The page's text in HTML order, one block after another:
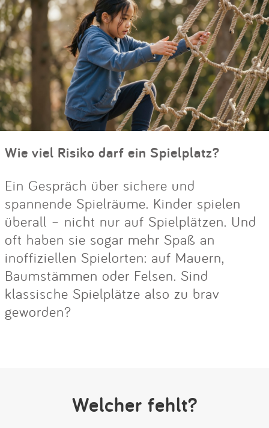
Wie viel Risiko darf ein Spielplatz?
Ein Gespräch über sichere und
spannende Spielräume. Kinder spielen
überall – nicht nur auf Spielplätzen. Und
oft haben sie sogar mehr Spaß an
inoffiziellen Spielorten: auf Mauern,
Baumstämmen oder Felsen. Sind
klassische Spielplätze also zu brav
geworden?
Welcher fehlt?